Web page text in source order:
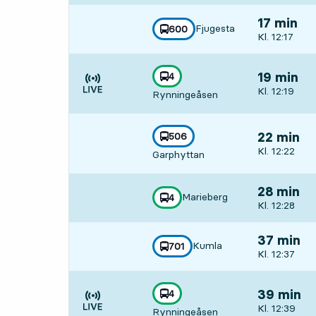
linje
600
mot
Fjugesta
,
17 min
Avgår, Kl.
Kl. 12:17
Tiden är prognos
linje
4
mot
Rynningeåsen
,
19 min
Avgår, Kl.
Kl. 12:19
linje
506
mot
Garphyttan
,
22 min
Avgår, Kl.
Kl. 12:22
linje
4
mot
Marieberg
,
28 min
Avgår, Kl.
Kl. 12:28
linje
701
mot
Kumla
,
37 min
Avgår, Kl.
Kl. 12:37
Tiden är prognos
linje
4
mot
Rynningeåsen
,
39 min
Avgår, Kl.
Kl. 12:39